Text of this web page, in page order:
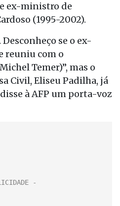
ex-ministro de
(1995-2002).
se o ex-
reuniu com o
Temer)”, mas o
Civil, Eliseu Padilha, já
à AFP um porta-voz